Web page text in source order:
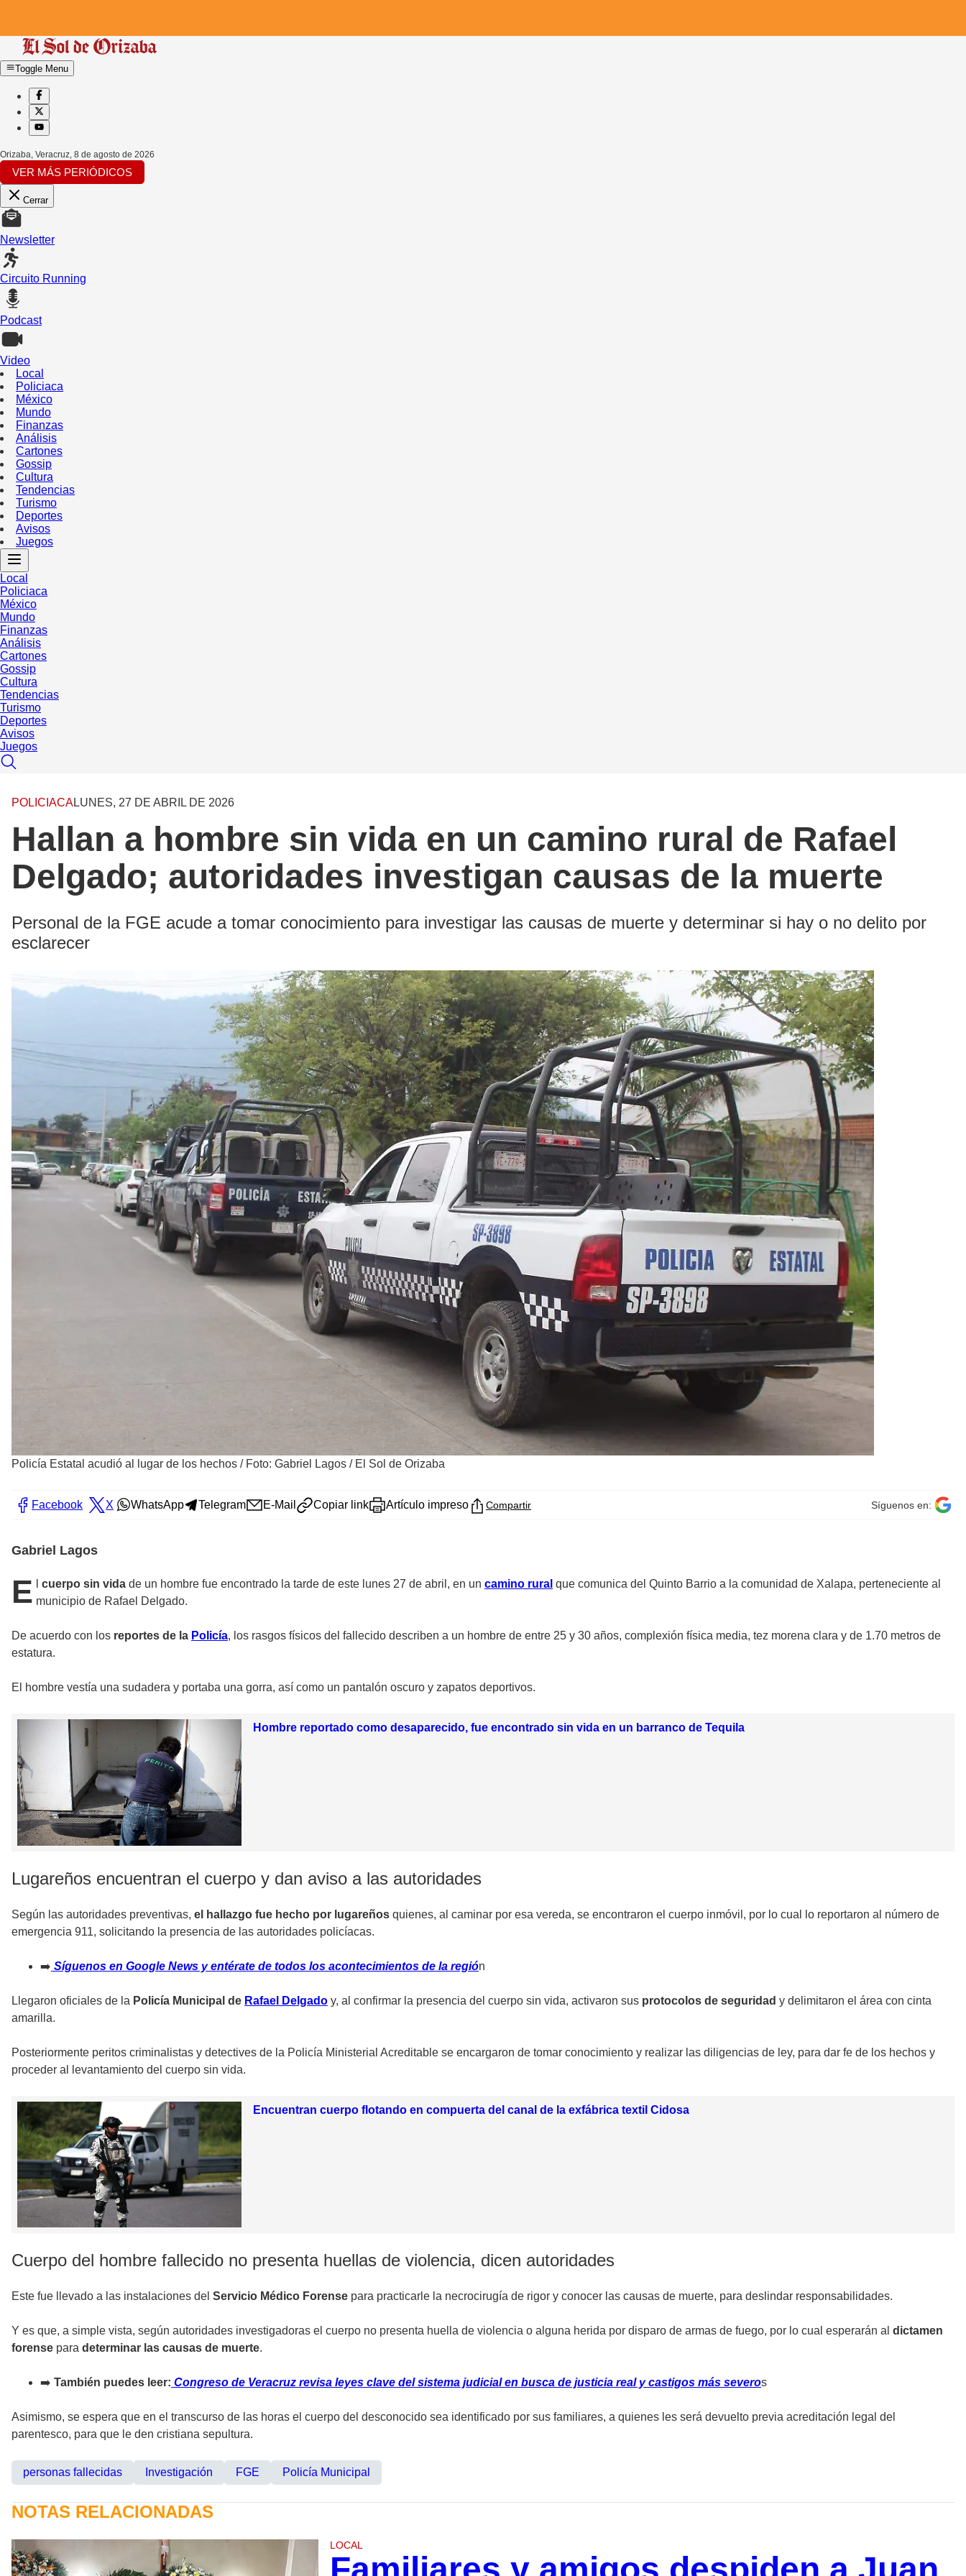
Toggle Menu
Orizaba, Veracruz, 8 de agosto de 2026
VER MÁS PERIÓDICOS
Cerrar
Newsletter
Circuito Running
Podcast
Video
Local
Policiaca
México
Mundo
Finanzas
Análisis
Cartones
Gossip
Cultura
Tendencias
Turismo
Deportes
Avisos
Juegos
Local
Policiaca
México
Mundo
Finanzas
Análisis
Cartones
Gossip
Cultura
Tendencias
Turismo
Deportes
Avisos
Juegos
POLICIACALUNES, 27 DE ABRIL DE 2026
Hallan a hombre sin vida en un camino rural de Rafael
Delgado; autoridades investigan causas de la muerte
Personal de la FGE acude a tomar conocimiento para investigar las causas de muerte y determinar si hay o no delito por
esclarecer
Policía Estatal acudió al lugar de los hechos / Foto: Gabriel Lagos / El Sol de Orizaba
Facebook X WhatsApp Telegram E-Mail Copiar link Artículo impreso Compartir Síguenos en:
Gabriel Lagos
E cuerpo sin vida de un hombre fue encontrado la tarde de este lunes 27 de abril, en un camino rural que comunica del Quinto Barrio a la comunidad de Xalapa, perteneciente al
municipio de Rafael Delgado.
De acuerdo con los reportes de la Policía, los rasgos físicos del fallecido describen a un hombre de entre 25 y 30 años, complexión física media, tez morena clara y de 1.70 metros de
estatura.
El hombre vestía una sudadera y portaba una gorra, así como un pantalón oscuro y zapatos deportivos.
Hombre reportado como desaparecido, fue encontrado sin vida en un barranco de Tequila
Lugareños encuentran el cuerpo y dan aviso a las autoridades
Según las autoridades preventivas, el hallazgo fue hecho por lugareños quienes, al caminar por esa vereda, se encontraron el cuerpo inmóvil, por lo cual lo reportaron al número de
emergencia 911, solicitando la presencia de las autoridades policíacas.
➡️ Síguenos en Google News y entérate de todos los acontecimientos de la región
Llegaron oficiales de la Policía Municipal de Rafael Delgado y, al confirmar la presencia del cuerpo sin vida, activaron sus protocolos de seguridad y delimitaron el área con cinta
amarilla.
Posteriormente peritos criminalistas y detectives de la Policía Ministerial Acreditable se encargaron de tomar conocimiento y realizar las diligencias de ley, para dar fe de los hechos y
proceder al levantamiento del cuerpo sin vida.
Encuentran cuerpo flotando en compuerta del canal de la exfábrica textil Cidosa
Cuerpo del hombre fallecido no presenta huellas de violencia, dicen autoridades
Este fue llevado a las instalaciones del Servicio Médico Forense para practicarle la necrocirugía de rigor y conocer las causas de muerte, para deslindar responsabilidades.
Y es que, a simple vista, según autoridades investigadoras el cuerpo no presenta huella de violencia o alguna herida por disparo de armas de fuego, por lo cual esperarán al dictamen
forense para determinar las causas de muerte.
➡️ También puedes leer: Congreso de Veracruz revisa leyes clave del sistema judicial en busca de justicia real y castigos más severos
Asimismo, se espera que en el transcurso de las horas el cuerpo del desconocido sea identificado por sus familiares, a quienes les será devuelto previa acreditación legal del
parentesco, para que le den cristiana sepultura.
personas fallecidas Investigación FGE Policía Municipal
NOTAS RELACIONADAS
LOCAL